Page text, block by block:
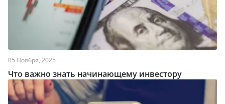
05 Ноября, 2025
Что важно знать начинающему инвестору